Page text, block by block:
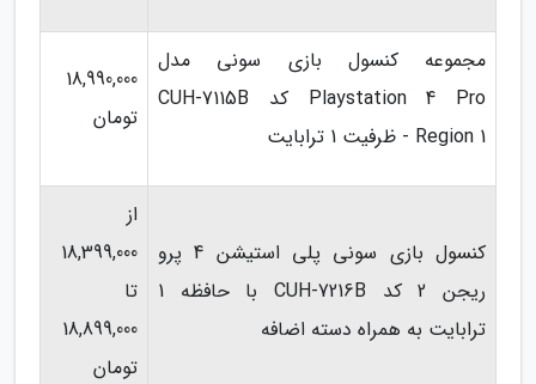
مجموعه کنسول بازی سونی مدل
Playstation 4 Pro کد CUH-7115B
Region 1 - ظرفیت 1 ترابایت
18,990,000
تومان
کنسول بازی سونی پلی استیشن 4 پرو
ریجن 2 کد CUH-7216B با حافظه 1
ترابایت به همراه دسته اضافه
از
18,399,000
تا
18,899,000
تومان